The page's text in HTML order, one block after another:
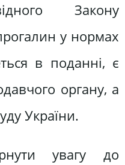
Закону
у нормах
в поданні, є
органу, а
України.
увагу до